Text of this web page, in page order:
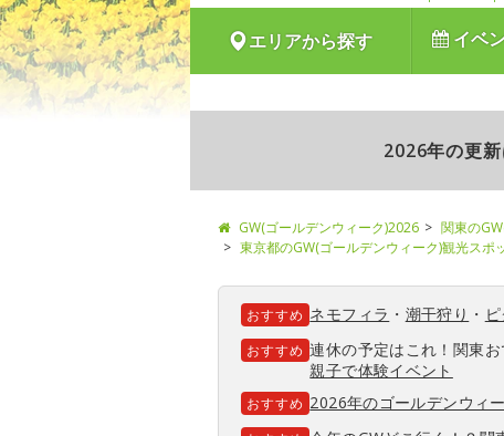
エリアから探す イベ
2026年の更
GW(ゴールデンウィーク)2026 関東の
東京都のGW(ゴールデンウィーク)観光スポ
おすすめ ネモフィラ ・ 潮干狩り ・
おすすめ 連休の予定はこれ！関東
親子で体験イベント
おすすめ 2026年のゴールデンウィ